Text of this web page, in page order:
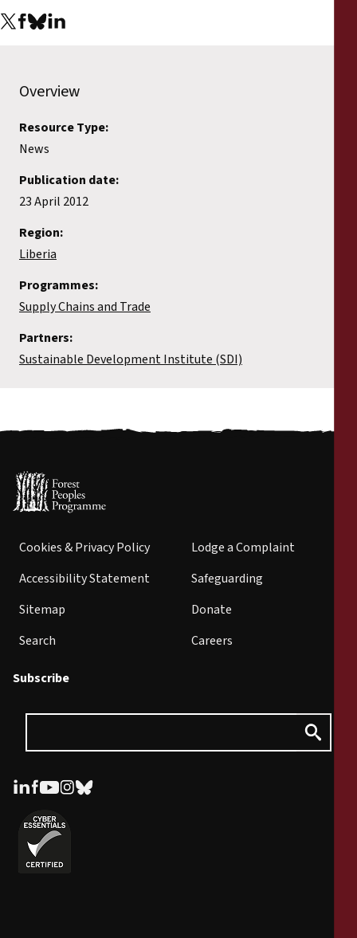
Overview
Resource Type:
News
Publication date:
23 April 2012
Region:
Liberia
Programmes:
Supply Chains and Trade
Partners:
Sustainable Development Institute (SDI)
Cookies & Privacy Policy
Accessibility Statement
Sitemap
Search
Lodge a Complaint
Safeguarding
Donate
Careers
Subscribe